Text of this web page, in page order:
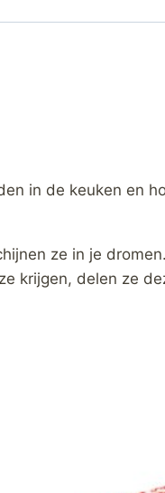
in de keuken en
ze in je
krijgen, delen ze